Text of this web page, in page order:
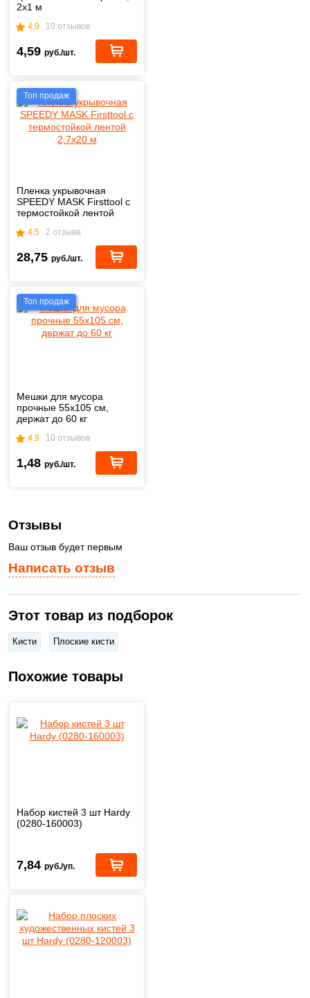
2х1 м
4.9 10 отзывов
4,59 руб./шт.
Топ продаж
Пленка укрывочная
SPEEDY MASK Firsttool с
термостойкой лентой
4.5 2 отзыва
28,75 руб./шт.
Топ продаж
Мешки для мусора
прочные 55х105 см,
держат до 60 кг
4.9 10 отзывов
1,48 руб./шт.
Написать отзыв
Отзывы
Ваш отзыв будет первым
Этот товар из подборок
Кисти Плоские кисти
Похожие товары
Набор кистей 3 шт Hardy
(0280-160003)
7,84 руб./уп.